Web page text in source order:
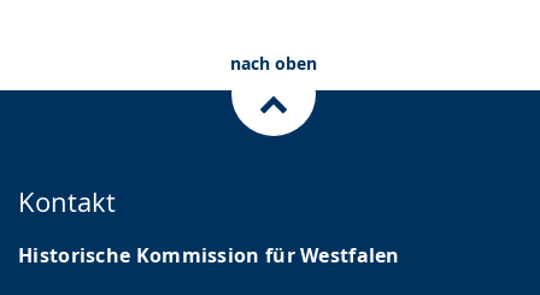
nach oben
Kontakt
Historische Kommission für Westfalen